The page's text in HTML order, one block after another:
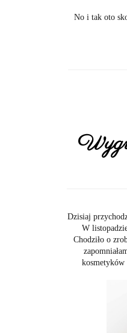
No i tak oto
Dzisiaj
W
Chodziło o
kosmetyków